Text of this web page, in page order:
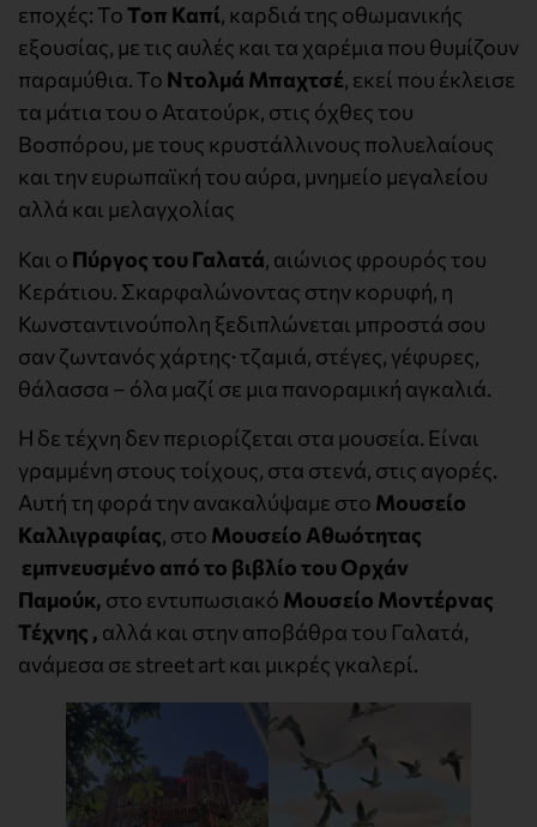
εποχές: ΤοΤοπ Καπί, καρδιά της οθωμανικής
εξουσίας, με τις αυλές και τα χαρέμια που θυμίζουν
παραμύθια. Το Ντολμά Μπαχτσέ, εκεί που έκλεισε
τα μάτια του ο Ατατούρκ, στις όχθες του
Βοσπόρου, με τους κρυστάλλινους πολυελαίους
και την ευρωπαϊκή του αύρα, μνημείο μεγαλείου
αλλά και μελαγχολίας
Και ο Πύργος του Γαλατά, αιώνιος φρουρός του
Κεράτιου. Σκαρφαλώνοντας στην κορυφή, η
Κωνσταντινούπολη ξεδιπλώνεται μπροστά σου
σαν ζωντανός χάρτης· τζαμιά, στέγες, γέφυρες,
θάλασσα – όλα μαζί σε μια πανοραμική αγκαλιά.
Η δε τέχνη δεν περιορίζεται στα μουσεία. Είναι
γραμμένη στους τοίχους, στα στενά, στις αγορές.
Αυτή τη φορά την ανακαλύψαμε στο Μουσείο
Καλλιγραφίας, στο Μουσείο Αθωότητας
εμπνευσμένο από το βιβλίο του Ορχάν
Παμούκ, στο εντυπωσιακό Μουσείο Μοντέρνας
Τέχνης , αλλά και στην αποβάθρα του Γαλατά,
ανάμεσα σε street art και μικρές γκαλερί.